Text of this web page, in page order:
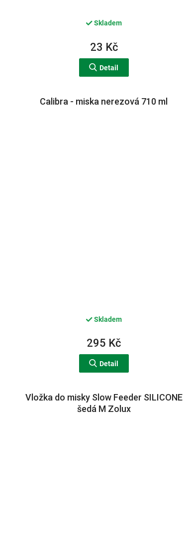
Skladem
23 Kč
Detail
Calibra - miska nerezová 710 ml
Skladem
295 Kč
Detail
Vložka do misky Slow Feeder SILICONE
šedá M Zolux